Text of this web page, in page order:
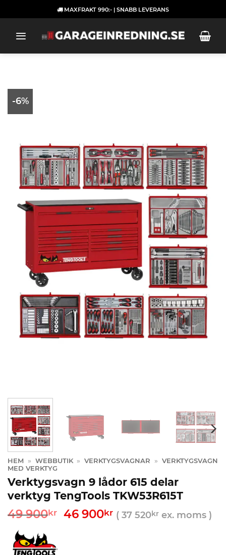
to
MAXFRAKT 990:- | SNABB LEVERANS
-6%
HEM » WEBBUTIK » VERKTYGSVAGNAR » VERKTYGSVAGN
MED VERKTYG
Verktygsvagn 9 lådor 615 delar
verktyg TengTools TKW53R615T
49 900kr Det
ursprungliga
46 900krDet
nuvarande
( 37 520krex. moms )